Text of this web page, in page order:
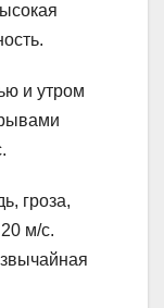
и утром
гроза,
м/с.